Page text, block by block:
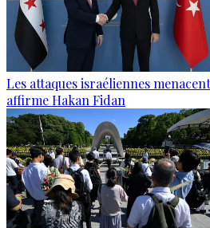
Les attaques israéliennes
affirme Hakan Fidan